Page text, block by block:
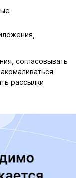
согласовывать
рассылки